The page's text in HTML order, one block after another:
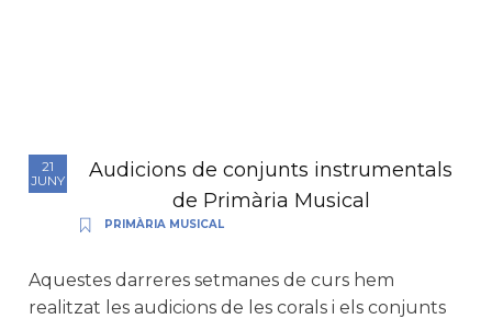
21
JUNY
Audicions de conjunts instrumentals
de Primària Musical
PRIMÀRIA MUSICAL
Aquestes darreres setmanes de curs hem
realitzat les audicions de les corals i els conjunts